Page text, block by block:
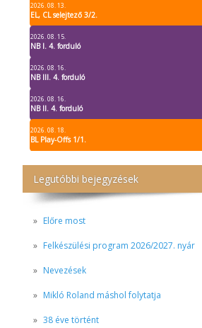
2026. 08. 13.
EL, CL selejtező 3/2.
2026. 08. 15.
NB I. 4. forduló
2026. 08. 16.
NB III. 4. forduló
2026. 08. 16.
NB II. 4. forduló
2026. 08. 18.
BL Play-Offs 1/1.
Legutóbbi bejegyzések
Előre most
Felkészülési program 2026/2027. nyár
Nevezések
Mikló Roland máshol folytatja
38 éve történt